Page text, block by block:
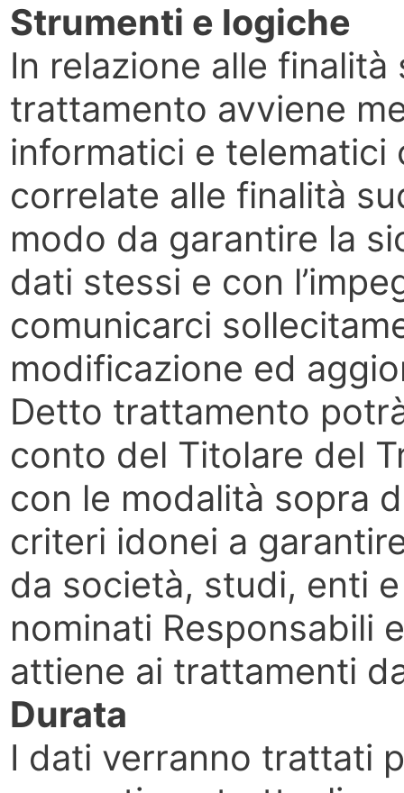
Strumenti e logiche
In relazione alle
trattamento avviene
informatici e
correlate alle finalità
modo da garantire la
dati stessi e con
comunicarci
modificazione ed
Detto trattamento
conto del Titolare del
con le modalità sopra
criteri idonei a
da società, studi, enti
nominati Responsabili
attiene ai trattamenti
Durata
I dati verranno trattati